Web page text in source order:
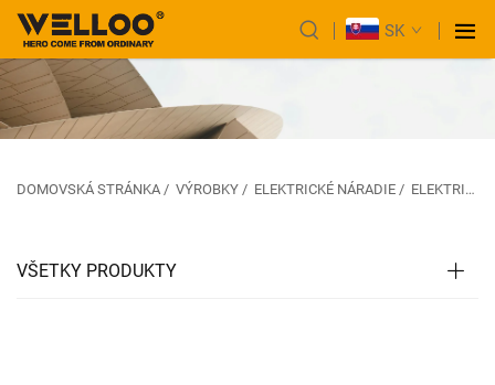
SK
DOMOVSKÁ STRÁNKA / VÝROBKY / ELEKTRICKÉ NÁRADIE / ELEKTRICKÁ A NÁRAZOVÁ VŔTAČKA
VŠETKY PRODUKTY